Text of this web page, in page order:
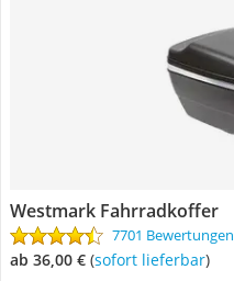
Westmark Fahrradkoffer
7701 Bewertungen
ab 36,00 € ( Sofort lieferbar)